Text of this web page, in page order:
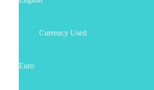
Currency Used
Euro